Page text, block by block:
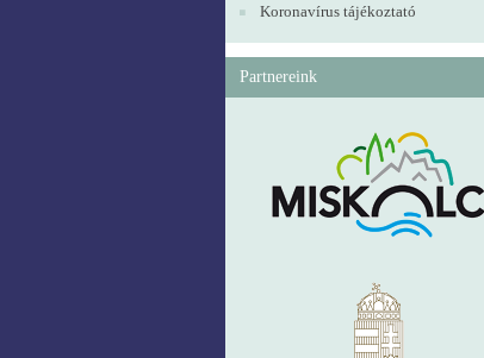
Koronavírus tájékoztató
Partnereink